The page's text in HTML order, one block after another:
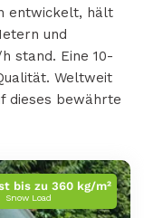
entwickelt, hält
und
stand. Eine 10-
Weltweit
dieses bewährte
bis zu 360 kg/m²
Snow Load